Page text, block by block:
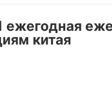
ежегодная
китая